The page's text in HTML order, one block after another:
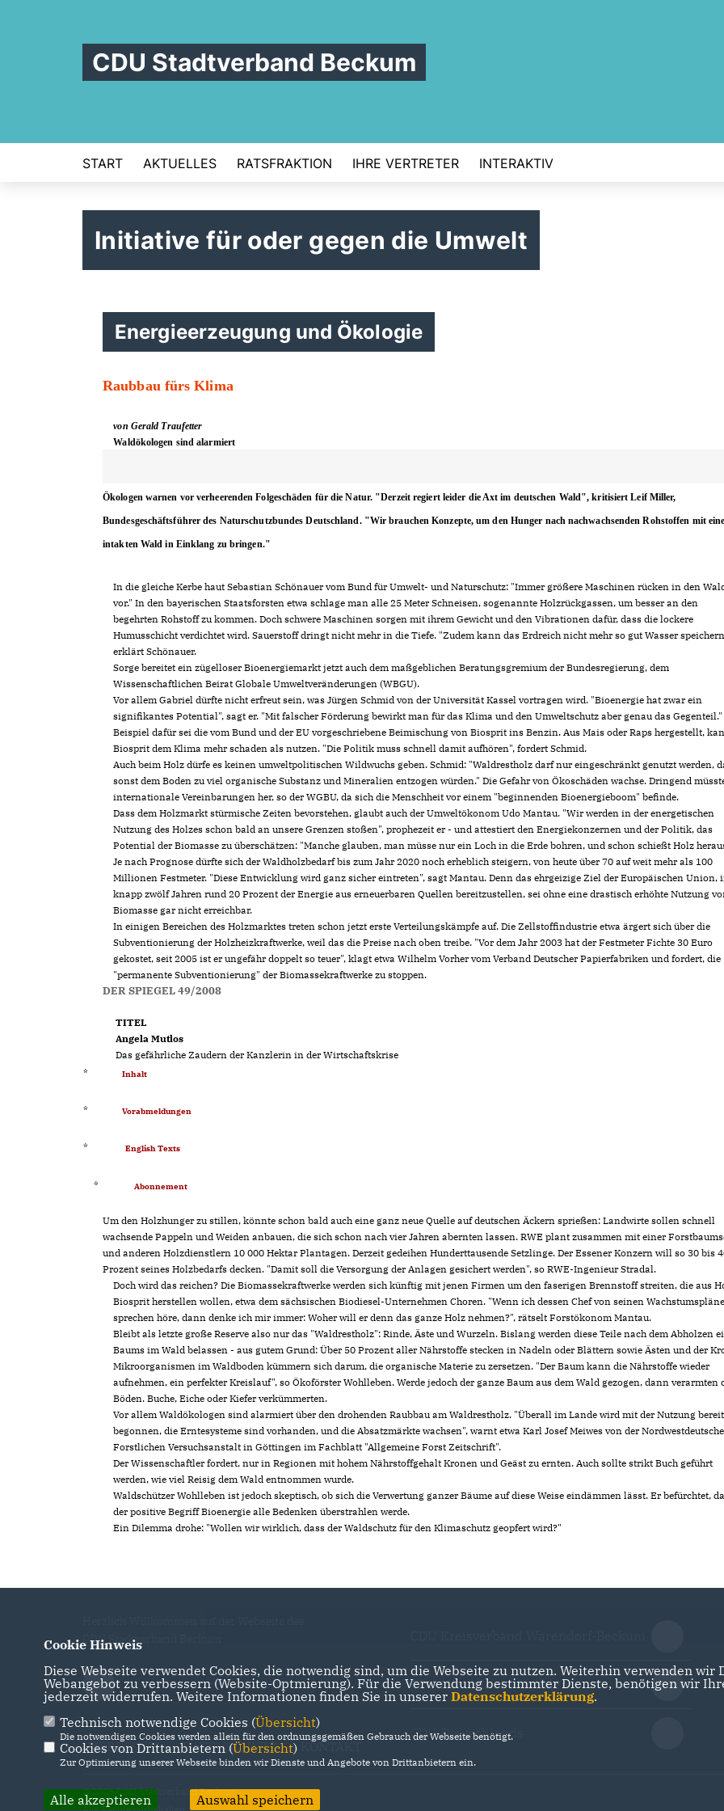
CDU Stadtverband Beckum
START AKTUELLES RATSFRAKTION IHRE VERTRETER INTERAKTIV
Initiative für oder gegen die Umwelt
Energieerzeugung und Ökologie
Raubbau fürs Klima
von Gerald Traufetter
Waldökologen sind alarmiert
Ökologen warnen vor verheerenden Folgeschäden für die Natur. "Derzeit regiert leider die Axt im deutschen Wald", kritisiert Leif Miller,
Bundesgeschäftsführer des Naturschutzbundes Deutschland. "Wir brauchen Konzepte, um den Hunger nach nachwachsenden Rohstoffen mit
intakten Wald in Einklang zu bringen."
In die gleiche Kerbe haut Sebastian Schönauer vom Bund für Umwelt- und Naturschutz: "Immer größere Maschinen rücken in den
vor." In den bayerischen Staatsforsten etwa schlage man alle 25 Meter Schneisen, sogenannte Holzrückgassen, um besser an den
begehrten Rohstoff zu kommen. Doch schwere Maschinen sorgen mit ihrem Gewicht und den Vibrationen dafür, dass die lockere
Humusschicht verdichtet wird. Sauerstoff dringt nicht mehr in die Tiefe. "Zudem kann das Erdreich nicht mehr so gut Wasser
erklärt Schönauer.
Sorge bereitet ein zügelloser Bioenergiemarkt jetzt auch dem maßgeblichen Beratungsgremium der Bundesregierung, dem
Wissenschaftlichen Beirat Globale Umweltveränderungen (WBGU).
Vor allem Gabriel dürfte nicht erfreut sein, was Jürgen Schmid von der Universität Kassel vortragen wird. "Bioenergie hat zwar ein
signifikantes Potential", sagt er. "Mit falscher Förderung bewirkt man für das Klima und den Umweltschutz aber genau das Gegenteil."
Beispiel dafür sei die vom Bund und der EU vorgeschriebene Beimischung von Biosprit ins Benzin. Aus Mais oder Raps hergestellt,
Biosprit dem Klima mehr schaden als nutzen. "Die Politik muss schnell damit aufhören", fordert Schmid.
Auch beim Holz dürfe es keinen umweltpolitischen Wildwuchs geben. Schmid: "Waldrestholz darf nur eingeschränkt genutzt werden,
sonst dem Boden zu viel organische Substanz und Mineralien entzogen würden." Die Gefahr von Ökoschäden wachse. Dringend
internationale Vereinbarungen her, so der WGBU, da sich die Menschheit vor einem "beginnenden Bioenergieboom" befinde.
Dass dem Holzmarkt stürmische Zeiten bevorstehen, glaubt auch der Umweltökonom Udo Mantau. "Wir werden in der energetischen
Nutzung des Holzes schon bald an unsere Grenzen stoßen", prophezeit er - und attestiert den Energiekonzernen und der Politik, das
Potential der Biomasse zu überschätzen: "Manche glauben, man müsse nur ein Loch in die Erde bohren, und schon schießt Holz
Je nach Prognose dürfte sich der Waldholzbedarf bis zum Jahr 2020 noch erheblich steigern, von heute über 70 auf weit mehr als 100
Millionen Festmeter. "Diese Entwicklung wird ganz sicher eintreten", sagt Mantau. Denn das ehrgeizige Ziel der Europäischen Union,
knapp zwölf Jahren rund 20 Prozent der Energie aus erneuerbaren Quellen bereitzustellen, sei ohne eine drastisch erhöhte Nutzung
Biomasse gar nicht erreichbar.
In einigen Bereichen des Holzmarktes treten schon jetzt erste Verteilungskämpfe auf. Die Zellstoffindustrie etwa ärgert sich über die
Subventionierung der Holzheizkraftwerke, weil das die Preise nach oben treibe. "Vor dem Jahr 2003 hat der Festmeter Fichte 30 Euro
gekostet, seit 2005 ist er ungefähr doppelt so teuer", klagt etwa Wilhelm Vorher vom Verband Deutscher Papierfabriken und fordert, die
"permanente Subventionierung" der Biomassekraftwerke zu stoppen.
DER SPIEGEL 49/2008
TITEL
Angela Mutlos
Das gefährliche Zaudern der Kanzlerin in der Wirtschaftskrise
* Inhalt
* Vorabmeldungen
* English Texts
* Abonnement
Um den Holzhunger zu stillen, könnte schon bald auch eine ganz neue Quelle auf deutschen Äckern sprießen: Landwirte sollen schnell
wachsende Pappeln und Weiden anbauen, die sich schon nach vier Jahren abernten lassen. RWE plant zusammen mit einer
und anderen Holzdienstlern 10 000 Hektar Plantagen. Derzeit gedeihen Hunderttausende Setzlinge. Der Essener Konzern will so 30 bis
Prozent seines Holzbedarfs decken. "Damit soll die Versorgung der Anlagen gesichert werden", so RWE-Ingenieur Stradal.
Doch wird das reichen? Die Biomassekraftwerke werden sich künftig mit jenen Firmen um den faserigen Brennstoff streiten, die aus
Biosprit herstellen wollen, etwa dem sächsischen Biodiesel-Unternehmen Choren. "Wenn ich dessen Chef von seinen
sprechen höre, dann denke ich mir immer: Woher will er denn das ganze Holz nehmen?", rätselt Forstökonom Mantau.
Bleibt als letzte große Reserve also nur das "Waldrestholz": Rinde, Äste und Wurzeln. Bislang werden diese Teile nach dem Abholzen
Baums im Wald belassen - aus gutem Grund: Über 50 Prozent aller Nährstoffe stecken in Nadeln oder Blättern sowie Ästen und der
Mikroorganismen im Waldboden kümmern sich darum, die organische Materie zu zersetzen. "Der Baum kann die Nährstoffe wieder
aufnehmen, ein perfekter Kreislauf", so Ökoförster Wohlleben. Werde jedoch der ganze Baum aus dem Wald gezogen, dann verarmten
Böden. Buche, Eiche oder Kiefer verkümmerten.
Vor allem Waldökologen sind alarmiert über den drohenden Raubbau am Waldrestholz. "Überall im Lande wird mit der Nutzung
begonnen, die Erntesysteme sind vorhanden, und die Absatzmärkte wachsen", warnt etwa Karl Josef Meiwes von der
Forstlichen Versuchsanstalt in Göttingen im Fachblatt "Allgemeine Forst Zeitschrift".
Der Wissenschaftler fordert, nur in Regionen mit hohem Nährstoffgehalt Kronen und Geäst zu ernten. Auch sollte strikt Buch geführt
werden, wie viel Reisig dem Wald entnommen wurde.
Waldschützer Wohlleben ist jedoch skeptisch, ob sich die Verwertung ganzer Bäume auf diese Weise eindämmen lässt. Er befürchtet,
der positive Begriff Bioenergie alle Bedenken überstrahlen werde.
Ein Dilemma drohe: "Wollen wir wirklich, dass der Waldschutz für den Klimaschutz geopfert wird?"
CDU Stadtverband Beckum
IMPRESSUM DATENSCHUTZ KONTAKT
CDU Nordrhein-Westfalen
CDU Deutschlands
@2026 CDU Stadtverband Beckum
Cookie Hinweis
Diese Webseite verwendet Cookies, die notwendig sind, um die Webseite zu nutzen. Weiterhin verwenden
Webangebot zu verbessern (Website-Optmierung). Für die Verwendung bestimmter Dienste, benötigen wir
jederzeit widerrufen. Weitere Informationen finden Sie in unserer Datenschutzerklärung.
Technisch notwendige Cookies (Übersicht)
Die notwendigen Cookies werden allein für den ordnungsgemäßen Gebrauch der Webseite benötigt.
Cookies von Drittanbietern (Übersicht)
Zur Optimierung unserer Webseite binden wir Dienste und Angebote von Drittanbietern ein.
Alle akzeptieren Auswahl speichern